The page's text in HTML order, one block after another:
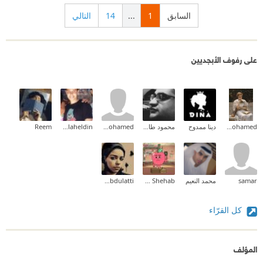
من أبويه و انفصالهما فهو شاب مدلل قد جعلته موهبته في
التمثيل فاحش الثراء فأصبح كل شئ تحت يديه بمجرد
إشارة منه يلبي كل رغباته حتى النساء تعامل معهم
الطفولة و لإثبات أنه قادر جنسياً و مرغوب فيه بشدة فقد
واجه مشاكل نفسية كثيرة و أهمها كان يشعر انه ليس
كافياً و عندما يرغب في أحد لا يختاره فكان في علاقاته
من يتعرف عليهم يتركهم قبل أن يتركوه و عان كثيرا في
قصص حبه
ربه و الصلاة و كان مؤمناً بالدعاء، ربما ذلك جعله شخص
غير انتحاري ربما واتته الفكرة لكنه لم يقبل عليها فلم
السابق 1
...
14 التالي
على رفوف الأبجديين
Aliaa Mohamed دينا ممدوح محمود طارق إبراهيم amr mohamed
Alaa Salaheldin
Reem
samar محمد النعيم Tarek Shehab
Asmaa Abdulatti
كل القرّاء
المؤلف